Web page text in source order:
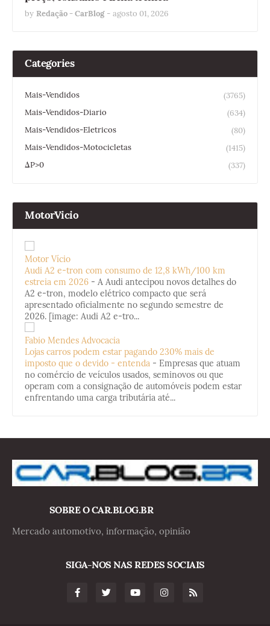
by Redação - CarBlog - agosto 01, 2026
Categories
Mais-Vendidos
(3765)
Mais-Vendidos-Diario
(634)
Mais-Vendidos-Eletricos
(80)
Mais-Vendidos-Motocicletas
(1415)
ΔP>0
(337)
MotorVicio
Motor Vício
Audi A2 e-tron com consumo de 12,8 kWh/100 km
estreia em 2026 - A Audi antecipou novos detalhes do
A2 e-tron, modelo elétrico compacto que será
apresentado oficialmente no segundo semestre de
2026. [image: Audi A2 e-tro...
Fabio Mendes Advocacia
Lojas carros podem estar pagando 230% mais de
imposto que o devido - entenda - Empresas que atuam
no comércio de veículos usados, seminovos ou que
operam com a consignação de automóveis podem estar
enfrentando uma carga tributária até...
SOBRE O CAR.BLOG.BR
Mercado automotivo, informação, opinião
SIGA-NOS NAS REDES SOCIAIS